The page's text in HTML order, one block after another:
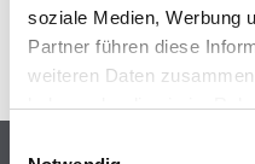
soziale Medien, Werbung
Partner führen diese
weiteren Daten
haben oder die sie im
ZURÜCK